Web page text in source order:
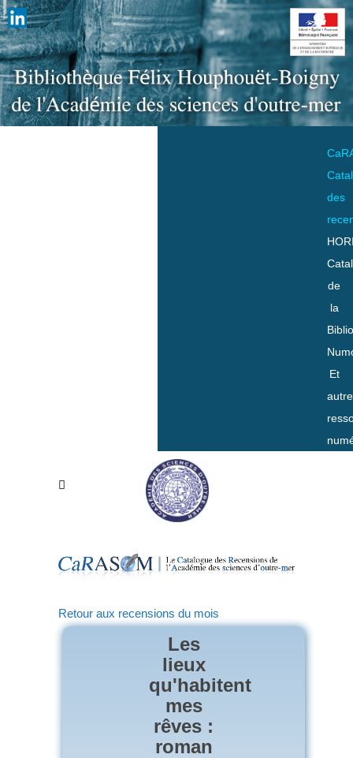
des
de
la
Et
Retour aux recensions du mois
Les
lieux
qu'habitent
mes
rêves :
roman